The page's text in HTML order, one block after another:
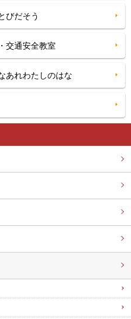
だそう
交通安全教室
あれわたしのはな